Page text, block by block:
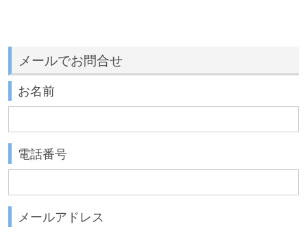
メールでお問合せ
お名前
電話番号
メールアドレス